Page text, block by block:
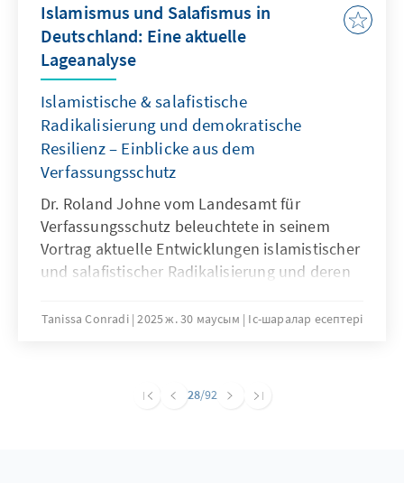
Islamismus und Salafismus in
Deutschland: Eine aktuelle
Lageanalyse
Islamistische & salafistische
Radikalisierung und demokratische
Resilienz – Einblicke aus dem
Verfassungsschutz
Dr. Roland Johne vom Landesamt für
Verfassungsschutz beleuchtete in seinem
Vortrag aktuelle Entwicklungen islamistischer
und salafistischer Radikalisierung und deren
Rolle digitaler Medien und Prediger bei der
dem Extremismus nur durch ein
Tanissa Conradi 2025 ж. 30 маусым Іс-шаралар есептері
28/92